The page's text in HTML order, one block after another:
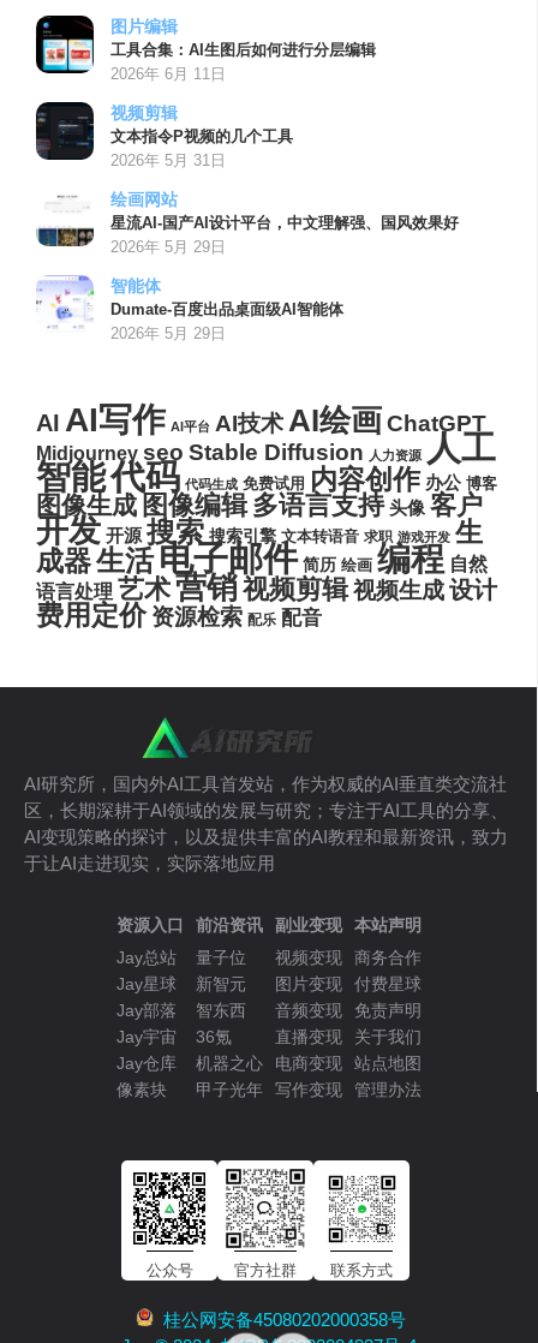
图片编辑
工具合集：AI生图后如何进行分层编辑
2026年 6月 11日
视频剪辑
文本指令P视频的几个工具
2026年 5月 31日
绘画网站
星流AI-国产AI设计平台，中文理解强、国风效果好
2026年 5月 29日
智能体
Dumate-百度出品桌面级AI智能体
2026年 5月 29日
AI AI写作 AI平台 AI技术 AI绘画ChatGPT
Midjourney seo Stable Diffusion 人力资源 人工
智能代码 代码生成 免费试用 内容创作 办公 博客
图像生成 图像编辑 多语言支持 头像 客户
开发 开源 搜索 搜索引擎 文本转语音 求职 游戏开发 生
成器生活电子邮件 简历 绘画 编程 自然
语言处理 艺术营销视频剪辑视频生成设计
费用定价 资源检索 配乐 配音
AI研究所，国内外AI工具首发站，作为权威的AI垂直类交流社
区，长期深耕于AI领域的发展与研究；专注于AI工具的分享、
AI变现策略的探讨，以及提供丰富的AI教程和最新资讯，致力
于让AI走进现实，实际落地应用
资源入口
Jay总站
Jay星球
Jay部落
Jay宇宙
Jay仓库
像素块
前沿资讯
量子位
新智元
智东西
36氪
机器之心
甲子光年
副业变现
视频变现
图片变现
音频变现
直播变现
电商变现
写作变现
本站声明
商务合作
付费星球
免责声明
关于我们
站点地图
管理办法
公众号 官方社群 联系方式
桂公网安备45080202000358号